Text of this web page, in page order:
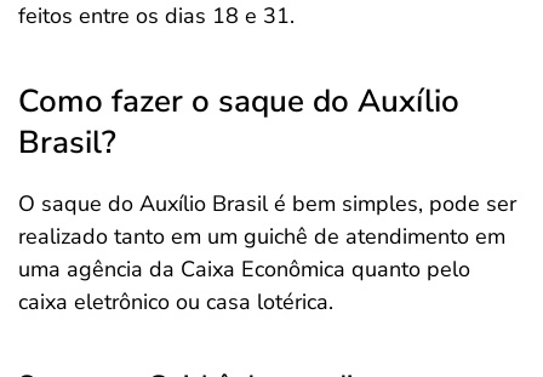
feitos entre os dias 18 e 31.
Como fazer o saque do Auxílio
Brasil?
O saque do Auxílio Brasil é bem simples, pode ser
realizado tanto em um guichê de atendimento em
uma agência da Caixa Econômica quanto pelo
caixa eletrônico ou casa lotérica.